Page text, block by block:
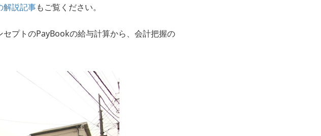
解説記事もご覧ください。
プトのPayBookの給与計算から、会計把握の